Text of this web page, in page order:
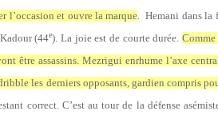
l’occasion et ouvre la marque. Hemani dans la
(44e). La joie est de courte durée.
être assassins. Mezrigui enrhume l’axe
les derniers opposants, gardien compris
correct. C’est au tour de la défense